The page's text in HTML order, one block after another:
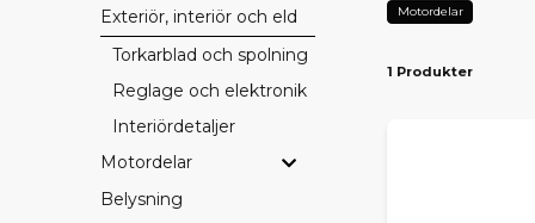
Exteriör, interiör och eldetaljer
Torkarblad och spolning
Reglage och elektronik
Interiördetaljer
Motordelar
Belysning
Lång
Motordelar
1 Produkter